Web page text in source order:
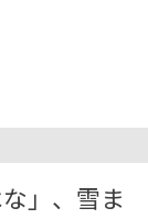
」、雪ま